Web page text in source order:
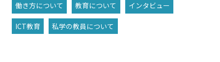
働き方について 教育について インタビュー
ICT教育 私学の教員について